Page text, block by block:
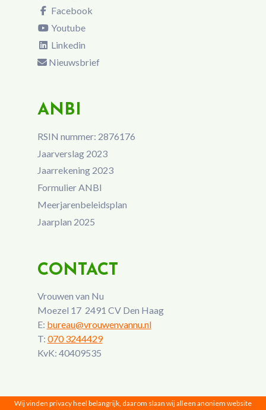
Facebook
Youtube
Linkedin
Nieuwsbrief
ANBI
RSIN nummer: 2876176
Jaarverslag 2023
Jaarrekening 2023
Formulier ANBI
Meerjarenbeleidsplan
Jaarplan 2025
CONTACT
Vrouwen van Nu
Moezel 17 2491 CV Den Haag
E: bureau@vrouwenvannu.nl
T: 070 3244429
KvK: 40409535
Wij vinden privacy heel belangrijk, daarom slaan wij alleen anoniem website